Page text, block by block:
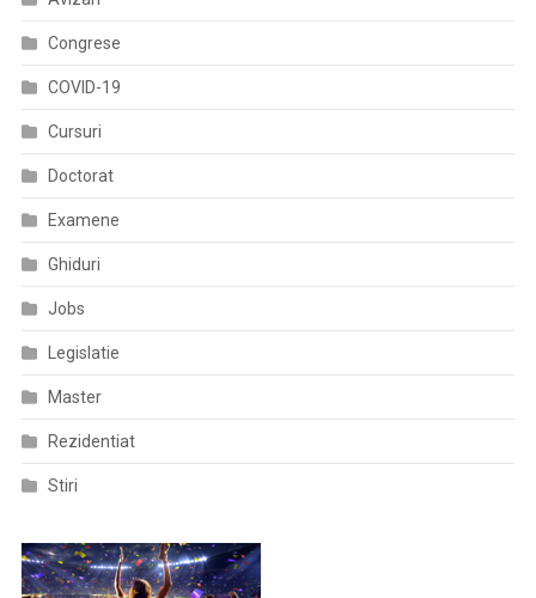
În
Pulmonar
(NSCLC),
Congrese
COVID-19
Cursuri
Doctorat
Examene
Ghiduri
Jobs
Legislatie
Master
Rezidentiat
Stiri